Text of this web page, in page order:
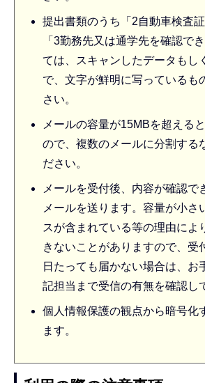
提出書類のうち「2自動車検査
「3勤務先又は通学先を確認で
ては、スキャンしたデータもし
で、文字が鮮明に写っているも
さい。
メールの容量が15MBを超える
ので、複数のメールに分割する
ださい。
メールを受付後、内容が確認で
メールを送ります。容量が小さ
スが含まれている等の理由によ
きないことがありますので、受
日たっても届かない場合は、お
記担当まで受信の有無を確認し
個人情報保護の観点から暗号化
ます。